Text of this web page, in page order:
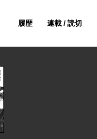
履歴 連載 / 読切